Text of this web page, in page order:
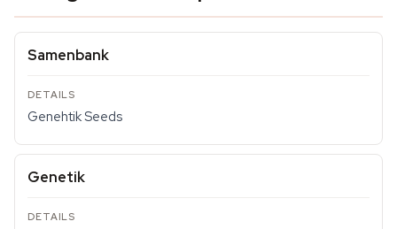
Samenbank
Genehtik Seeds
Genetik